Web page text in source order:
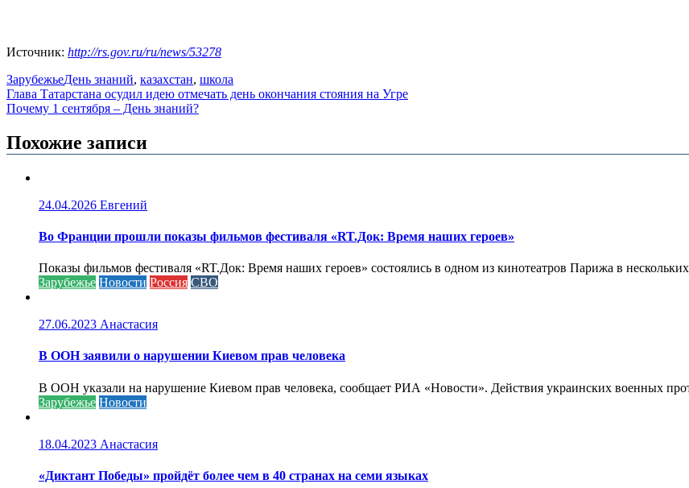
Источник: http://rs.gov.ru/ru/news/53278
ЗарубежьеДень знаний, казахстан, школа
Навигация
по
записям
Глава Татарстана осудил идею отмечать день окончания стояния на Угре
Почему 1 сентября – День знаний?
Похожие записи
24.04.2026 Евгений
Во Франции прошли показы фильмов фестиваля «RT.Док: Время наших героев»
Показы фильмов фестиваля «RT.Док: Время наших героев» состоялись в одном из кинотеатров Парижа в нескольких
Зарубежье Новости Россия СВО
27.06.2023 Анастасия
В ООН заявили о нарушении Киевом прав человека
В ООН указали на нарушение Киевом прав человека, сообщает РИА «Новости». Действия украинских военных
Зарубежье Новости
18.04.2023 Анастасия
«Диктант Победы» пройдёт более чем в 40 странах на семи языках